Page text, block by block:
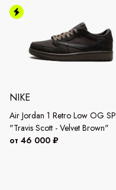
NIKE
Air Jordan 1 Retro Low OG SP
"Travis Scott - Velvet Brown"
от 46 000 ₽